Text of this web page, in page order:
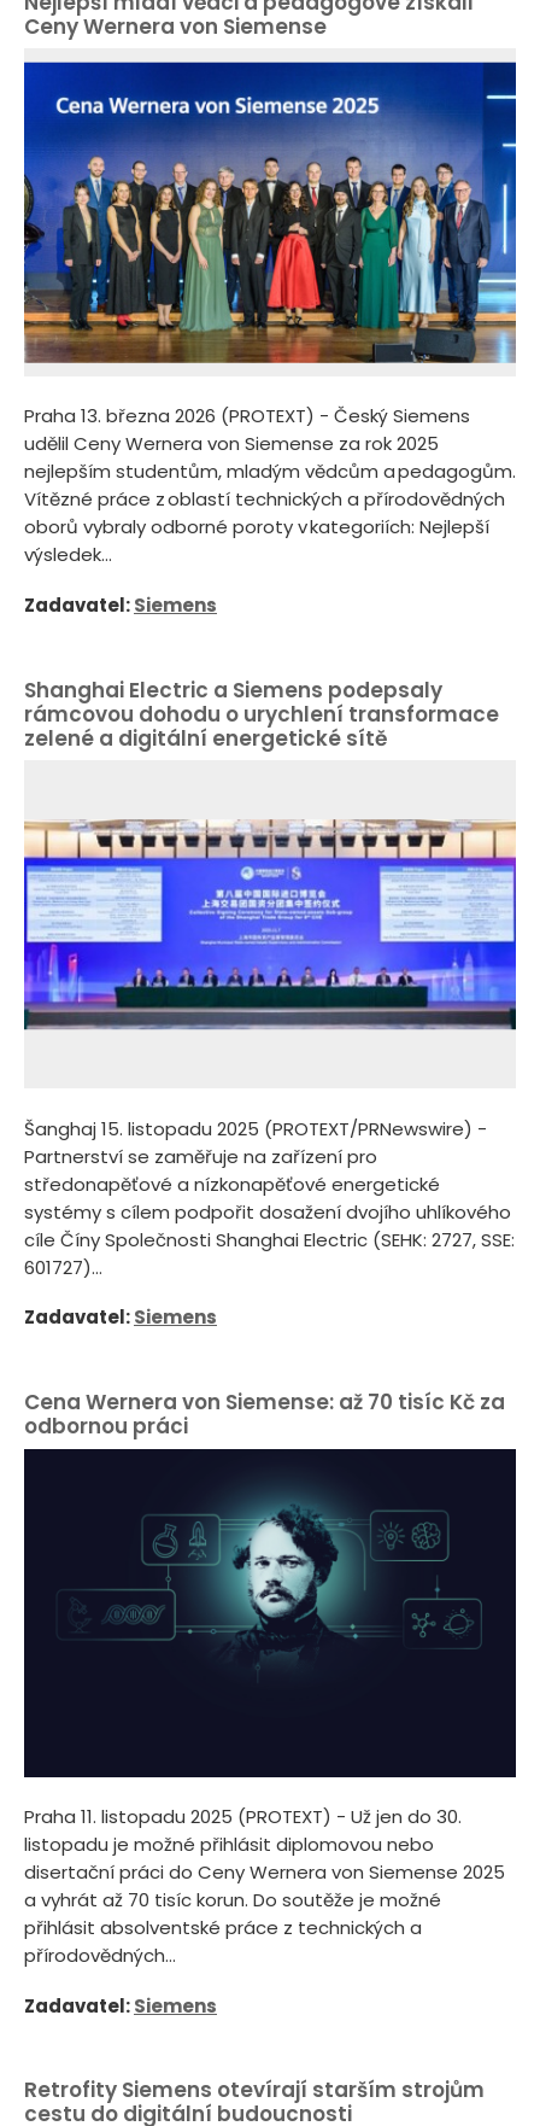
Ceny Wernera von Siemense
Praha 13. března 2026 (PROTEXT) - Český Siemens
udělil Ceny Wernera von Siemense za rok 2025
nejlepším studentům, mladým vědcům a pedagogům.
Vítězné práce z oblastí technických a přírodovědných
oborů vybraly odborné poroty v kategoriích: Nejlepší
výsledek...
Zadavatel:Siemens
Shanghai Electric a Siemens podepsaly
rámcovou dohodu o urychlení transformace
zelené a digitální energetické sítě
Šanghaj 15. listopadu 2025 (PROTEXT/PRNewswire) -
Partnerství se zaměřuje na zařízení pro
středonapěťové a nízkonapěťové energetické
systémy s cílem podpořit dosažení dvojího uhlíkového
cíle Číny Společnosti Shanghai Electric (SEHK: 2727, SSE:
601727)...
Zadavatel:Siemens
Cena Wernera von Siemense: až 70 tisíc Kč za
odbornou práci
Praha 11. listopadu 2025 (PROTEXT) - Už jen do 30.
listopadu je možné přihlásit diplomovou nebo
disertační práci do Ceny Wernera von Siemense 2025
a vyhrát až 70 tisíc korun. Do soutěže je možné
přihlásit absolventské práce z technických a
přírodovědných...
Zadavatel:Siemens
Retrofity Siemens otevírají starším strojům
cestu do digitální budoucnosti